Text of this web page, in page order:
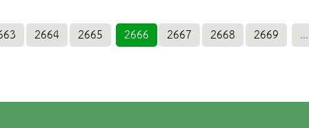
2664 2665 2666 2667 2668 2669 ...